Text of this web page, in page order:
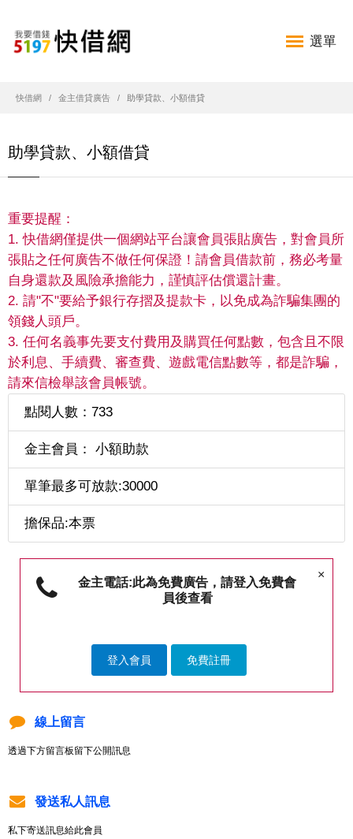
選單
快借網 金主借貸廣告 助學貸款、小額借貸
助學貸款、小額借貸
重要提醒：
1. 快借網僅提供一個網站平台讓會員張貼廣告，對會員所
張貼之任何廣告不做任何保證！請會員借款前，務必考量
自身還款及風險承擔能力，謹慎評估償還計畫。
2. 請"不"要給予銀行存摺及提款卡，以免成為詐騙集團的
領錢人頭戶。
3. 任何名義事先要支付費用及購買任何點數，包含且不限
於利息、手續費、審查費、遊戲電信點數等，都是詐騙，
請來信檢舉該會員帳號。
點閱人數：733
金主會員： 小額助款
單筆最多可放款:30000
擔保品:本票
×
金主電話:此為免費廣告，請登入免費會
員後查看
登入會員 免費註冊
線上留言
透過下方留言板留下公開訊息
發送私人訊息
私下寄送訊息給此會員